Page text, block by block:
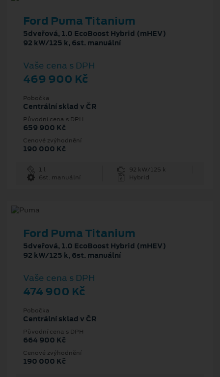
Ford Puma Titanium
5dveřová, 1.0 EcoBoost Hybrid (mHEV)
92 kW/125 k, 6st. manuální
Vaše cena s DPH
469 900 Kč
Pobočka
Centrální sklad v ČR
Původní cena s DPH
659 900 Kč
Cenové zvýhodnění
190 000 Kč
1 l
92 kW/125 k
6st. manuální
Hybrid
Ford Puma Titanium
5dveřová, 1.0 EcoBoost Hybrid (mHEV)
92 kW/125 k, 6st. manuální
Vaše cena s DPH
474 900 Kč
Pobočka
Centrální sklad v ČR
Původní cena s DPH
664 900 Kč
Cenové zvýhodnění
190 000 Kč